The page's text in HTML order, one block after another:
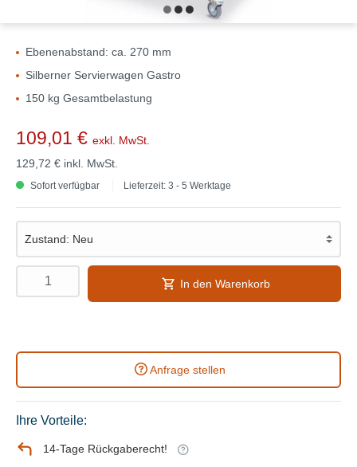
Ebenenabstand: ca. 270 mm
Silberner Servierwagen Gastro
150 kg Gesamtbelastung
109,01 € exkl. MwSt.
129,72 € inkl. MwSt.
Sofort verfügbar Lieferzeit: 3 - 5 Werktage
In den Warenkorb
Anfrage stellen
Ihre Vorteile:
14-Tage Rückgaberecht!